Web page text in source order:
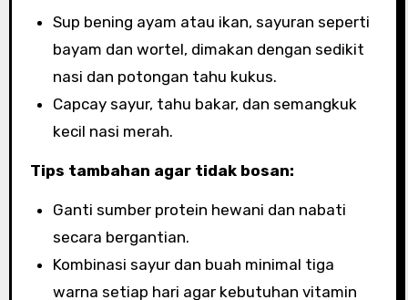
Sup bening ayam atau ikan, sayuran seperti
bayam dan wortel, dimakan dengan sedikit
nasi dan potongan tahu kukus.
Capcay sayur, tahu bakar, dan semangkuk
kecil nasi merah.
Tips tambahan agar tidak bosan:
Ganti sumber protein hewani dan nabati
secara bergantian.
Kombinasi sayur dan buah minimal tiga
warna setiap hari agar kebutuhan vitamin